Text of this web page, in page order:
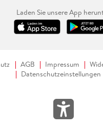
Laden Sie unsere App
AGB Impressum
Datenschutzeinstellungen